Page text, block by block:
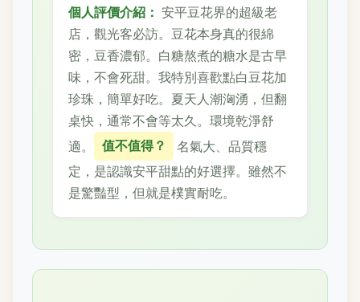
個人評價介紹： 安平豆花界的超級老
店，觀光客必訪。豆花本身真的很綿
密，豆香濃郁。白糖熬煮的糖水是古早
味，不會死甜。我特別喜歡點白豆花加
珍珠，簡單好吃。夏天人潮洶湧，但翻
桌快，通常不會等太久。環境乾淨舒
適。
值不值得？
名氣大、品質穩
定，是認識安平甜點的好選擇。雖然不
是驚豔型，但就是樸實耐吃。